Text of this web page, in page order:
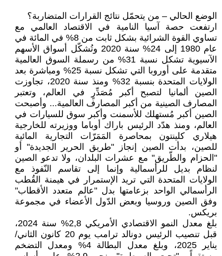
الوضع الحالي – من يتحمّل نتائج القرارات المتضاربة؟
ارتفعت حصة آسيا النامية في الاقتصاد العالمي مع
تساوي القوة الشرائية بشكل ثابت من 8% في المائة في
عام 1980 إلى 24% سنة 2020 وتُشكّل أسواق الأسهم
الآسيوية تشكل نسبة 31% من رسملة السوق العالمية
متقدمة على أوروبا التي تشكل نسبة 25% ومباشرة بعد
الولايات المتحدة بنسبة 32% ومنذ سنة 2020، تجاوزت
الصين ألمانيا لتصبح أكبر مُصَدِّرٍ في العالم، وتعتبر
المصارف الصينية من أكبر المصارف العالمية... وأصبحت
الصين أكبر مُستهلك للأسمنت وأكبر سوق للسيارات في
العالم، ومنذ هدّد الرئيس باراك أوباما ووزيرته للخارجية
هيلاري كلينتون بمحاصرة المَمَرّات التجارية المائية
للصين، بدأت الصين إنجاز "طريق الحرير الجديدة" أو
"الحزام والطّريق" مع عشرات البلدان، ولا تدعو الصين
لنظام بديل للرأسمالية وإنما إلى تقاسم النّفوذ مع
الولايات المتحدة التي تريد الإستمرار في هيمنة القُطب
الرأسمالي الواحد بزعامتها بدل "عالم متعدد الأقطاب"
وفق الصين وروسيا وبعض الدّول الأعضاء في مجموعة
بريكس.
بلغ معدل النمو الاقتصادي الأمريكي 2,8% سنة 2024،
قبل تنصيب الرئيس دونالد ترامب يوم 20 كانون الثاني/
يناير 2025، وبلغ معدل البطالة 4% ومعدل التضخم